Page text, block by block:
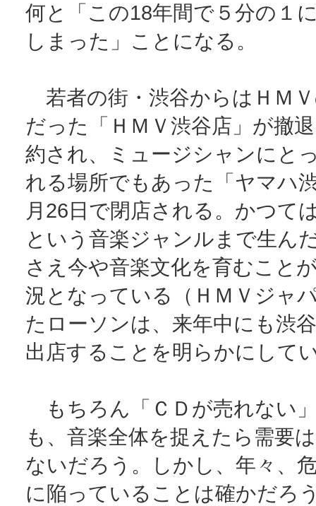
何と「この18年間で５分の１
しまった」ことになる。
若者の街・渋谷からはＨＭ
だった「ＨＭＶ渋谷店」が撤
約され、ミュージシャンにと
れる場所でもあった「ヤマハ
月26日で閉店される。かつて
という音楽ジャンルまで生ん
さえ今や音楽文化を育むこと
況となっている（ＨＭＶジャ
たローソンは、来年中にも渋
出店することを明らかにして
もちろん「ＣＤが売れない
も、音楽全体を捉えたら需要
ないだろう。しかし、年々、
に陥っていることは確かだろ